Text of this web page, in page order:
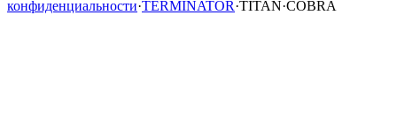
конфиденциальности·TERMINATOR·TITAN·COBRA